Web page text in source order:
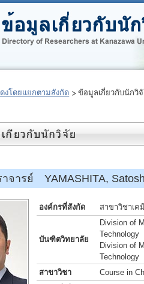
งโดยแยกตามสังกัด ข้อมูลเกี่ยวกับนักวิ
จารย์ YAMASHITA,
องค์กรที่สังกัด สาขาวิชาเค
บันฑิตวิทยาลัย
Division of
Technology
Division of
Technology
สาขาวิชา
Course in